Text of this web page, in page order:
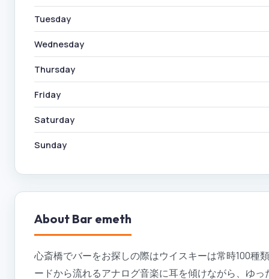
Tuesday
Wednesday
Thursday
Friday
Saturday
Sunday
About Bar emeth
心斎橋でバーをお探しの際はウイスキーは常時100種
ードから流れるアナログ音楽に耳を傾けながら、ゆ